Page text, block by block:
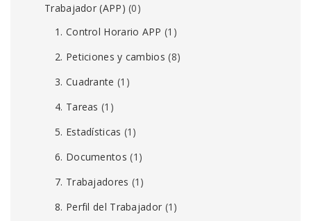
Trabajador (APP) (0)
1. Control Horario APP (1)
2. Peticiones y cambios (8)
3. Cuadrante (1)
4. Tareas (1)
5. Estadísticas (1)
6. Documentos (1)
7. Trabajadores (1)
8. Perfil del Trabajador (1)